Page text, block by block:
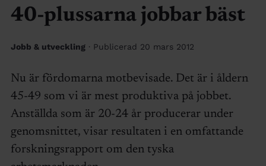
40-plussarna jobbar bäst
Jobb & utveckling · Publicerad 20 mars 2012
Nu är fördomarna motbevisade. Det är i åldern
45-49 som vi är mest produktiva på jobbet.
Anställda som är 20-24 år producerar under
genomsnittet, visar resultaten i en omfattande
forskningsrapport om den tyska